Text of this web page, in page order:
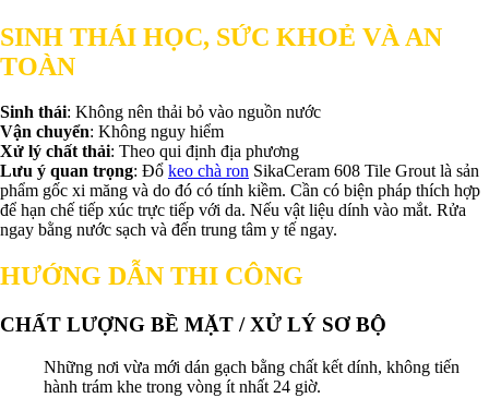
SINH THÁI HỌC, SỨC KHOẺ VÀ AN
TOÀN
Sinh thái: Không nên thải bỏ vào nguồn nước
Vận chuyển: Không nguy hiểm
Xử lý chất thải: Theo qui định địa phương
Lưu ý quan trọng: Đổ keo chà ron SikaCeram 608 Tile Grout là sản
phẩm gốc xi măng và do đó có tính kiềm. Cần có biện pháp thích hợp
để hạn chế tiếp xúc trực tiếp với da. Nếu vật liệu dính vào mắt. Rửa
ngay bằng nước sạch và đến trung tâm y tế ngay.
HƯỚNG DẪN THI CÔNG
CHẤT LƯỢNG BỀ MẶT / XỬ LÝ SƠ BỘ
Những nơi vừa mới dán gạch bằng chất kết dính, không tiến
hành trám khe trong vòng ít nhất 24 giờ.